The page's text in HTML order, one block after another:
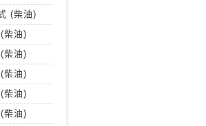
(柴油)
柴油)
柴油)
柴油)
柴油)
柴油)